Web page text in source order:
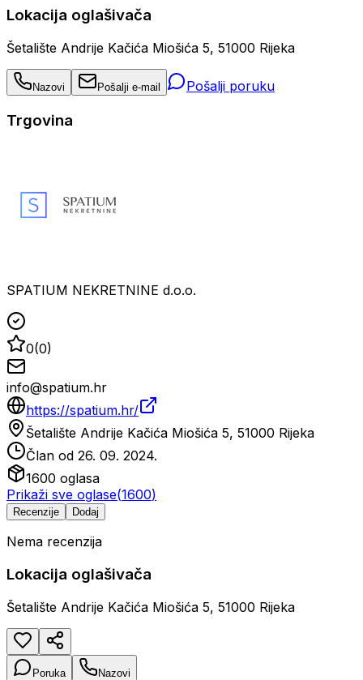
Lokacija oglašivača
Šetalište Andrije Kačića Miošića 5, 51000 Rijeka
Nazovi Pošalji e-mail Pošalji poruku
Trgovina
SPATIUM NEKRETNINE d.o.o.
0(0)
info@spatium.hr
https://spatium.hr/
Šetalište Andrije Kačića Miošića 5, 51000 Rijeka
Član od 26. 09. 2024.
1600 oglasa
Prikaži sve oglase(1600)
Recenzije Dodaj
Nema recenzija
Lokacija oglašivača
Šetalište Andrije Kačića Miošića 5, 51000 Rijeka
Poruka Nazovi